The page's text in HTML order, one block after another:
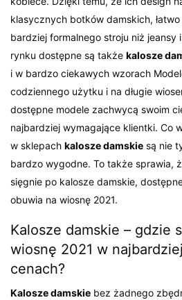
klasycznych botków damskich,
bardziej formalnego stroju niż jeansy
rynku dostępne są takżekalosze
i w bardzo ciekawych wzorach
codziennego użytku i na długie
dostępne modele zachwycą swoim
najbardziej wymagające klientki. Co
w sklepachkalosze damskie są nie
bardzo wygodne. To także sprawia,
sięgnie po kalosze damskie,
obuwia na wiosnę 2021.
Kalosze damskie – gdzie
wiosnę 2021 w
cenach?
Kalosze damskie bez żadnego